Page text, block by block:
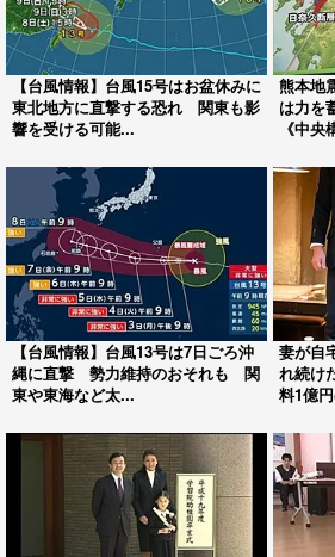
【台風情報】台風15号はお盆休みに
東北地方に直撃する恐れ 関東も影
響を受ける可能...
熊本地
は力を
《中
【台風情報】台風13号は7日ごろ沖
縄に直撃 勢力維持のおそれも 関
東や東海など太...
妻が自
れ続け
料1億